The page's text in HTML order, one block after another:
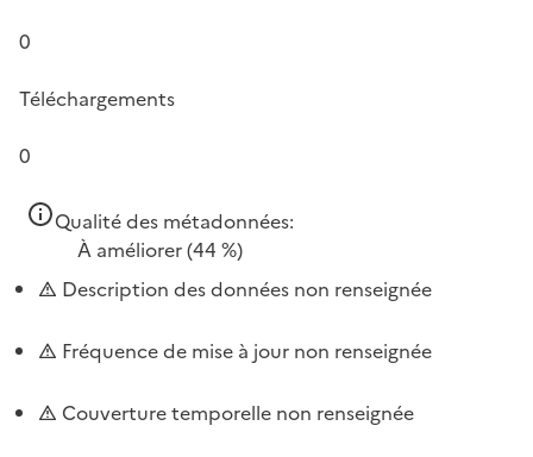
0
Téléchargements
0
Qualité des métadonnées:
À améliorer(44 %)
Description des données non renseignée
Fréquence de mise à jour non renseignée
Couverture temporelle non renseignée